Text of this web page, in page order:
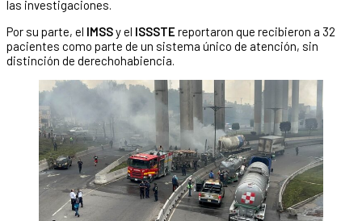
las investigaciones.
Por su parte, el IMSSy el ISSSTEreportaron que recibieron a 32
pacientes como parte de un sistema único de atención, sin
distinción de derechohabiencia.